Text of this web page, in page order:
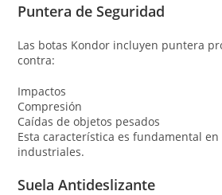
Puntera de Seguridad
Las botas Kondor incluyen puntera
contra:
Impactos
Compresión
Caídas de objetos pesados
Esta característica es fundamental
industriales.
Suela Antideslizante